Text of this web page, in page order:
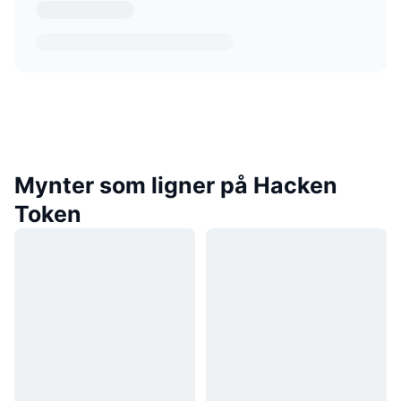
Mynter som ligner på Hacken
Token